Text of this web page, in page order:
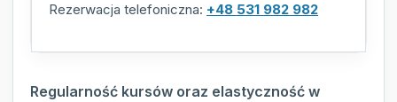
Rezerwacja telefoniczna: +48 531 982 982
Regularność kursów oraz elastyczność w